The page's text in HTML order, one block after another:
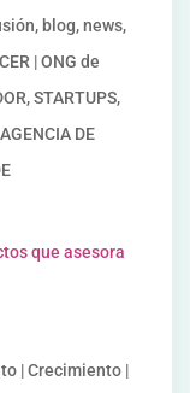
blog, news,
| ONG de
STARTUPS,
DE
que asesora
| Crecimiento |